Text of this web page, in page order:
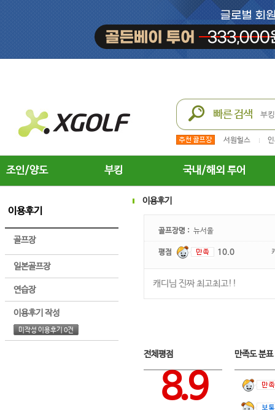
서원힐스
조인/양도 부킹 국내/해외 투어
이용후기
골프장
일본골프장
연습장
이용후기 작성
미작성 이용후기 0건
이용후기
골프장명 : 뉴서울
평점 10.0
캐디님 진짜 최고최고!!
전체평점
8.9
만족도 분